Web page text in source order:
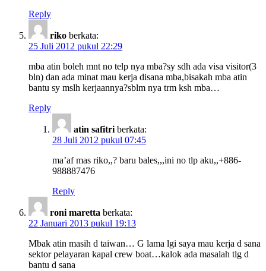
Reply
riko berkata:
25 Juli 2012 pukul 22:29
mba atin boleh mnt no telp nya mba?sy sdh ada visa visitor(3
bln) dan ada minat mau kerja disana mba,bisakah mba atin
bantu sy mslh kerjaannya?sblm nya trm ksh mba…
Reply
atin safitri berkata:
28 Juli 2012 pukul 07:45
ma’af mas riko,,? baru bales,,,ini no tlp aku,,+886-
988887476
Reply
roni maretta berkata:
22 Januari 2013 pukul 19:13
Mbak atin masih d taiwan… G lama lgi saya mau kerja d sana
sektor pelayaran kapal crew boat…kalok ada masalah tlg d
bantu d sana